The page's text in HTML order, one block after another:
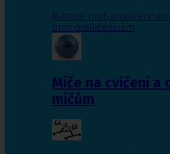
Matrace proti proleženinám
proti proleženinám
Míče na cvičení a
míčům